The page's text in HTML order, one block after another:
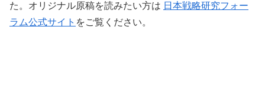
た。オリジナル原稿を読みたい方は 日本戦略研究フォー
ラム公式サイト をご覧ください。